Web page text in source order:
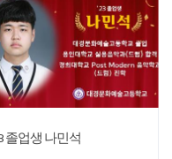
졸업생 나민석